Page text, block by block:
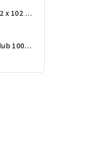
vidaXL Stůl Šedá Sonoma 142 x 102 x 73 cm Kompozitní dřevo
vidaXL Recepční stůl černý dub 100 x 50 x 103,5 cm, konstrukční dřevo